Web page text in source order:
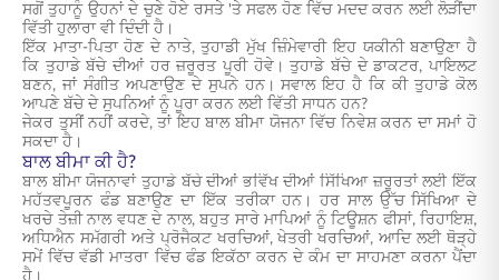
ਸਗੋਂ ਤੁਹਾਨੂੰ ਉਹਨਾਂ ਦੇ ਚੁਣੇ ਹੋਏ ਰਸਤੇ 'ਤੇ ਸਫਲ ਹੋਣ ਵਿੱਚ ਮਦਦ ਕਰਨ ਲਈ ਲੋੜੀਂਦਾ
ਵਿੱਤੀ ਹੁਲਾਰਾ ਵੀ ਦਿੰਦੀ ਹੈ।
ਇੱਕ ਮਾਤਾ-ਪਿਤਾ ਹੋਣ ਦੇ ਨਾਤੇ, ਤੁਹਾਡੀ ਮੁੱਖ ਜ਼ਿੰਮੇਵਾਰੀ ਇਹ ਯਕੀਨੀ ਬਣਾਉਣਾ ਹੈ
ਕਿ ਤੁਹਾਡੇ ਬੱਚੇ ਦੀਆਂ ਹਰ ਜ਼ਰੂਰਤ ਪੂਰੀ ਹੋਵੇ। ਤੁਹਾਡੇ ਬੱਚੇ ਦੇ ਡਾਕਟਰ, ਪਾਇਲਟ
ਬਣਨ, ਜਾਂ ਸੰਗੀਤ ਅਪਣਾਉਣ ਦੇ ਸੁਪਨੇ ਹਨ। ਸਵਾਲ ਇਹ ਹੈ ਕਿ ਕੀ ਤੁਹਾਡੇ ਕੋਲ
ਆਪਣੇ ਬੱਚੇ ਦੇ ਸੁਪਨਿਆਂ ਨੂੰ ਪੂਰਾ ਕਰਨ ਲਈ ਵਿੱਤੀ ਸਾਧਨ ਹਨ?
ਜੇਕਰ ਤੁਸੀਂ ਨਹੀਂ ਕਰਦੇ, ਤਾਂ ਇਹ ਬਾਲ ਬੀਮਾ ਯੋਜਨਾ ਵਿੱਚ ਨਿਵੇਸ਼ ਕਰਨ ਦਾ ਸਮਾਂ ਹੋ
ਸਕਦਾ ਹੈ।
ਬਾਲ ਬੀਮਾ ਕੀ ਹੈ?
ਬਾਲ ਬੀਮਾ ਯੋਜਨਾਵਾਂ ਤੁਹਾਡੇ ਬੱਚੇ ਦੀਆਂ ਭਵਿੱਖ ਦੀਆਂ ਸਿੱਖਿਆ ਜ਼ਰੂਰਤਾਂ ਲਈ ਇੱਕ
ਮਹੱਤਵਪੂਰਨ ਫੰਡ ਬਣਾਉਣ ਦਾ ਇੱਕ ਤਰੀਕਾ ਹਨ। ਹਰ ਸਾਲ ਉੱਚ ਸਿੱਖਿਆ ਦੇ
ਖਰਚੇ ਤੇਜ਼ੀ ਨਾਲ ਵਧਣ ਦੇ ਨਾਲ, ਬਹੁਤ ਸਾਰੇ ਮਾਪਿਆਂ ਨੂੰ ਟਿਊਸ਼ਨ ਫੀਸਾਂ, ਰਿਹਾਇਸ਼,
ਅਧਿਐਨ ਸਮੱਗਰੀ ਅਤੇ ਪ੍ਰੋਜੈਕਟ ਖਰਚਿਆਂ, ਖੇਤਰੀ ਖਰਚਿਆਂ, ਆਦਿ ਲਈ ਥੋੜ੍ਹੇ
ਸਮੇਂ ਵਿੱਚ ਵੱਡੀ ਮਾਤਰਾ ਵਿੱਚ ਫੰਡ ਇਕੱਠਾ ਕਰਨ ਦੇ ਕੰਮ ਦਾ ਸਾਹਮਣਾ ਕਰਨਾ ਪੈਂਦਾ
ਹੈ।